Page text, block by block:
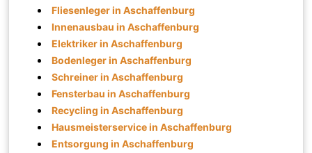
Fliesenleger in Aschaffenburg
Innenausbau in Aschaffenburg
Elektriker in Aschaffenburg
Bodenleger in Aschaffenburg
Schreiner in Aschaffenburg
Fensterbau in Aschaffenburg
Recycling in Aschaffenburg
Hausmeisterservice in Aschaffenburg
Entsorgung in Aschaffenburg